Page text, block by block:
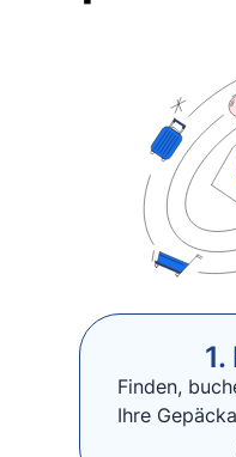
Finden,
Ihre